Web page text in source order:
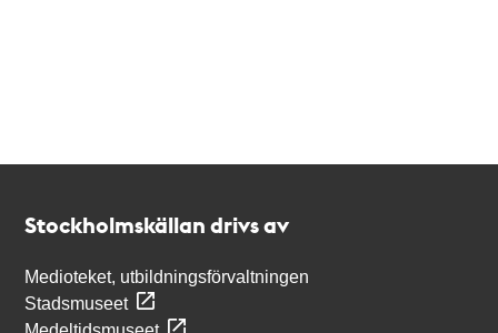
Stockholmskällan drivs av
Medioteket, utbildningsförvaltningen
Stadsmuseet